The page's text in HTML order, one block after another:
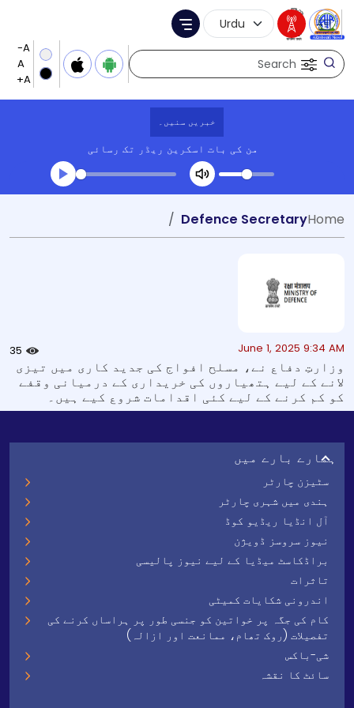
Search
Language Selection
Menu
خبریں سنیں۔
من کی بات اسکرین ریڈر تک رسائی
Transcript summary
کھیلیں آڈیو Home
Defence Secretary
June 1, 2025 9:34 AM
35
وزارتِ دفاع نے، مسلح افواج کی جدید کاری میں تیزی
لانے کے لیے ہتھیاروں کی خریداری کے درمیانی وقفے
کو کم کرنے کے لیے کئی اقدامات شروع کیے ہیں۔
ہمارے بارے میں
سٹیزن چارٹر
ہندی میں شہری چارٹر
آل انڈیا ریڈیو کوڈ
نیوز سروسز ڈویژن
براڈکاسٹ میڈیا کے لیے نیوز پالیسی
تاثرات
اندرونی شکایات کمیٹی
کام کی جگہ پر خواتین کو جنسی طور پر ہراساں کرنے کی
تفصیلات (روک تھام، ممانعت اور ازالہ)
شی-باکس
سائٹ کا نقشہ